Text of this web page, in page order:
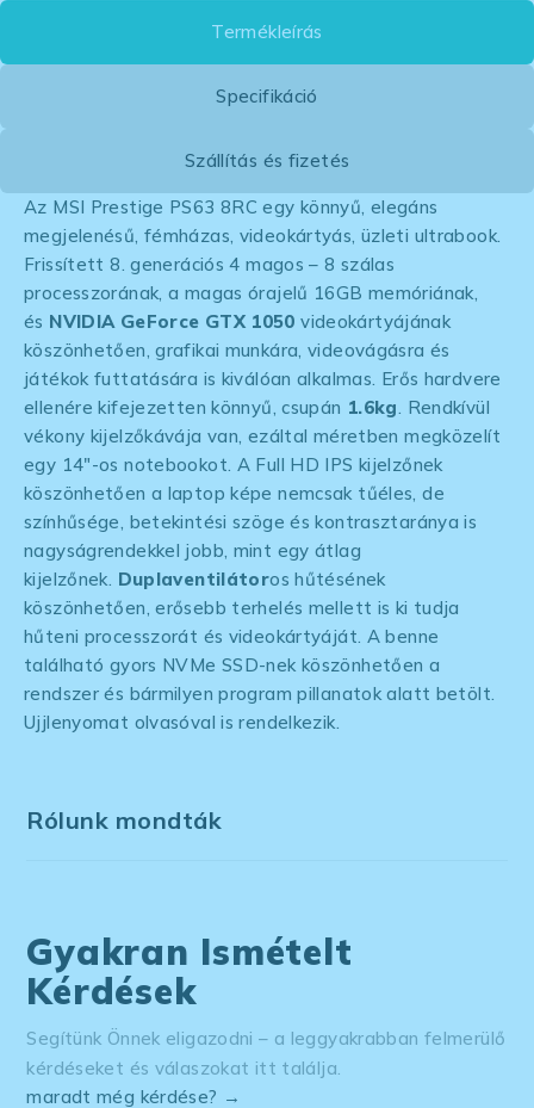
Termékleírás
Specifikáció
Szállítás és fizetés
Az MSI Prestige PS63 8RC egy könnyű, elegáns
megjelenésű, fémházas, videokártyás, üzleti ultrabook.
Frissített 8. generációs 4 magos – 8 szálas
processzorának, a magas órajelű 16GB memóriának,
és NVIDIA GeForce GTX 1050videokártyájának
köszönhetően, grafikai munkára, videovágásra és
játékok futtatására is kiválóan alkalmas. Erős hardvere
ellenére kifejezetten könnyű, csupán 1.6kg . Rendkívül
vékony kijelzőkávája van, ezáltal méretben megközelít
egy 14″-os notebookot. A Full HD IPS kijelzőnek
köszönhetően a laptop képe nemcsak tűéles, de
színhűsége, betekintési szöge és kontrasztaránya is
nagyságrendekkel jobb, mint egy átlag
kijelzőnek. Duplaventilátoros hűtésének
köszönhetően, erősebb terhelés mellett is ki tudja
hűteni processzorát és videokártyáját. A benne
található gyors NVMe SSD-nek köszönhetően a
rendszer és bármilyen program pillanatok alatt betölt.
Ujjlenyomat olvasóval is rendelkezik.
Rólunk mondták
Gyakran Ismételt
Kérdések
Segítünk Önnek eligazodni – a leggyakrabban felmerülő
kérdéseket és válaszokat itt találja.
maradt még kérdése? →